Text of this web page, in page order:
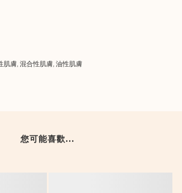
肌膚, 混合性肌膚, 油性肌膚
您可能喜歡...